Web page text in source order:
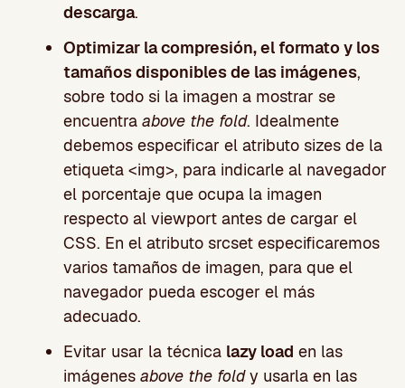
descarga.
Optimizar la compresión, el formato y los
tamaños disponibles de las imágenes,
sobre todo si la imagen a mostrar se
encuentra above the fold. Idealmente
debemos especificar el atributo sizes de la
etiqueta <img>, para indicarle al navegador
el porcentaje que ocupa la imagen
respecto al viewport antes de cargar el
CSS. En el atributo srcset especificaremos
varios tamaños de imagen, para que el
navegador pueda escoger el más
adecuado.
Evitar usar la técnica lazy load en las
imágenes above the foldy usarla en las